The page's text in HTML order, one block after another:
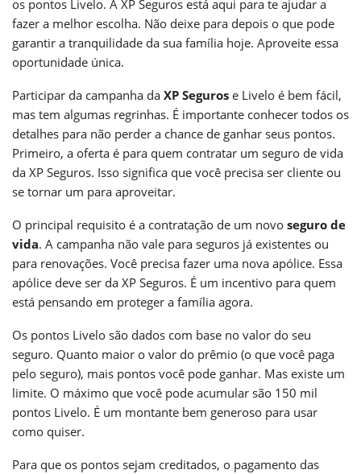
os pontos Livelo. A XP Seguros está aqui para te ajudar a
fazer a melhor escolha. Não deixe para depois o que pode
garantir a tranquilidade da sua família hoje. Aproveite essa
oportunidade única.
Participar da campanha da XP Seguros e Livelo é bem fácil,
mas tem algumas regrinhas. É importante conhecer todos os
detalhes para não perder a chance de ganhar seus pontos.
Primeiro, a oferta é para quem contratar um seguro de vida
da XP Seguros. Isso significa que você precisa ser cliente ou
se tornar um para aproveitar.
O principal requisito é a contratação de um novo seguro de
vida. A campanha não vale para seguros já existentes ou
para renovações. Você precisa fazer uma nova apólice. Essa
apólice deve ser da XP Seguros. É um incentivo para quem
está pensando em proteger a família agora.
Os pontos Livelo são dados com base no valor do seu
seguro. Quanto maior o valor do prêmio (o que você paga
pelo seguro), mais pontos você pode ganhar. Mas existe um
limite. O máximo que você pode acumular são 150 mil
pontos Livelo. É um montante bem generoso para usar
como quiser.
Para que os pontos sejam creditados, o pagamento das